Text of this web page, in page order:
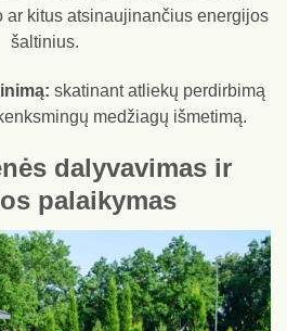
ar kitus atsinaujinančius energijos
šaltinius.
skatinant atliekų perdirbimą
medžiagų išmetimą.
dalyvavimas ir
palaikymas